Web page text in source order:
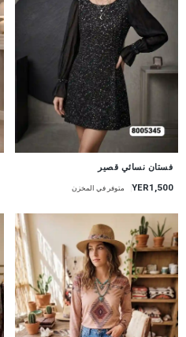
جديد
فستان نسائي قصير
YER1,500 متوفر في المخزن